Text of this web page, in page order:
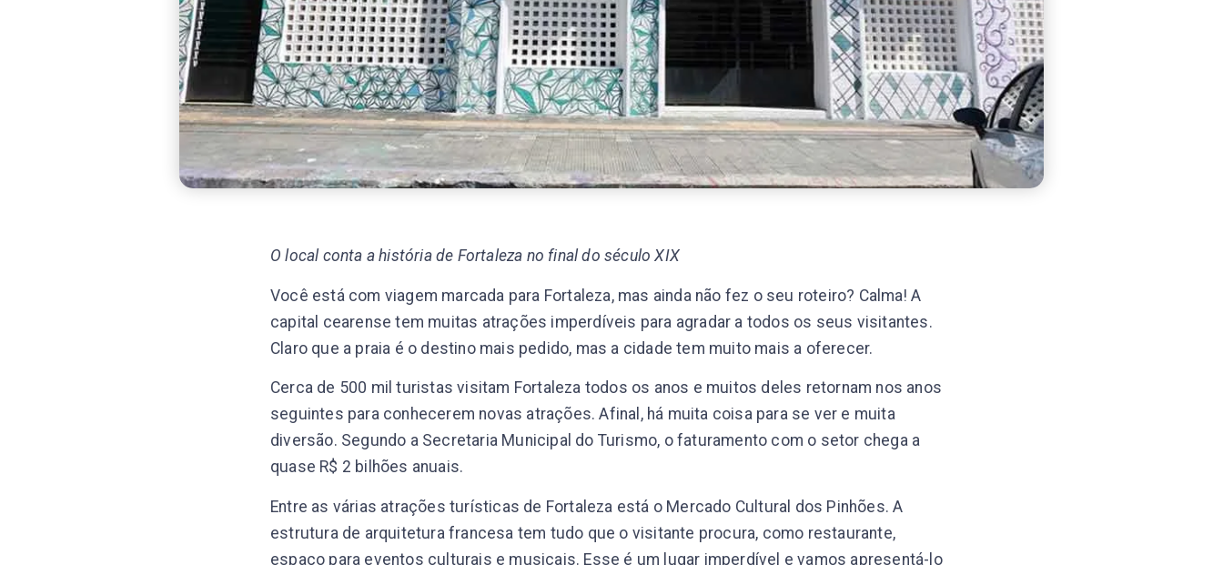
O local conta a história de Fortaleza no final do século XIX
Você está com viagem marcada para Fortaleza, mas ainda não fez o seu roteiro? Calma! A
capital cearense tem muitas atrações imperdíveis para agradar a todos os seus visitantes.
Claro que a praia é o destino mais pedido, mas a cidade tem muito mais a oferecer.
Cerca de 500 mil turistas visitam Fortaleza todos os anos e muitos deles retornam nos anos
seguintes para conhecerem novas atrações. Afinal, há muita coisa para se ver e muita
diversão. Segundo a Secretaria Municipal do Turismo, o faturamento com o setor chega a
quase R$ 2 bilhões anuais.
Entre as várias atrações turísticas de Fortaleza está o Mercado Cultural dos Pinhões. A
estrutura de arquitetura francesa tem tudo que o visitante procura, como restaurante,
espaço para eventos culturais e musicais. Esse é um lugar imperdível e vamos apresentá-lo